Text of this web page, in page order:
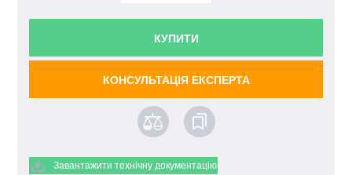
КУПИТИ
КОНСУЛЬТАЦІЯ ЕКСПЕРТА
Завантажити технічну документацію